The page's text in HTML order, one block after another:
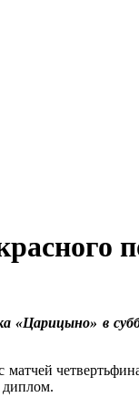
«Царицыно» в
диплом.